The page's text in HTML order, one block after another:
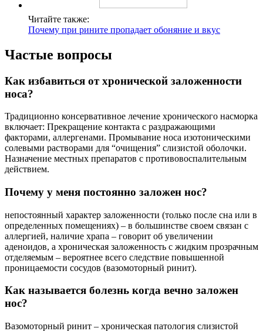
Читайте также:
Почему при рините пропадает обоняние и вкус
Частые вопросы
Как избавиться от хронической заложенности
носа?
Традиционно консервативное лечение хронического насморка
включает: Прекращение контакта с раздражающими
факторами, аллергенами. Промывание носа изотоническими
солевыми растворами для “очищения” слизистой оболочки.
Назначение местных препаратов с противовоспалительным
действием.
Почему у меня постоянно заложен нос?
непостоянный характер заложенности (только после сна или в
определенных помещениях) – в большинстве своем связан с
аллергией, наличие храпа – говорит об увеличении
аденоидов, а хроническая заложенность с жидким прозрачным
отделяемым – вероятнее всего следствие повышенной
проницаемости сосудов (вазомоторный ринит).
Как называется болезнь когда вечно заложен
нос?
Вазомоторный ринит – хроническая патология слизистой